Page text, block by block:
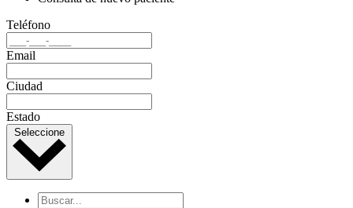
Teléfono
Email
Ciudad
Estado
Seleccione